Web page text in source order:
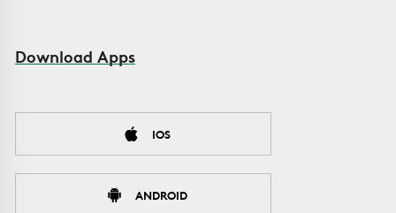
Download Apps
IOS
ANDROID